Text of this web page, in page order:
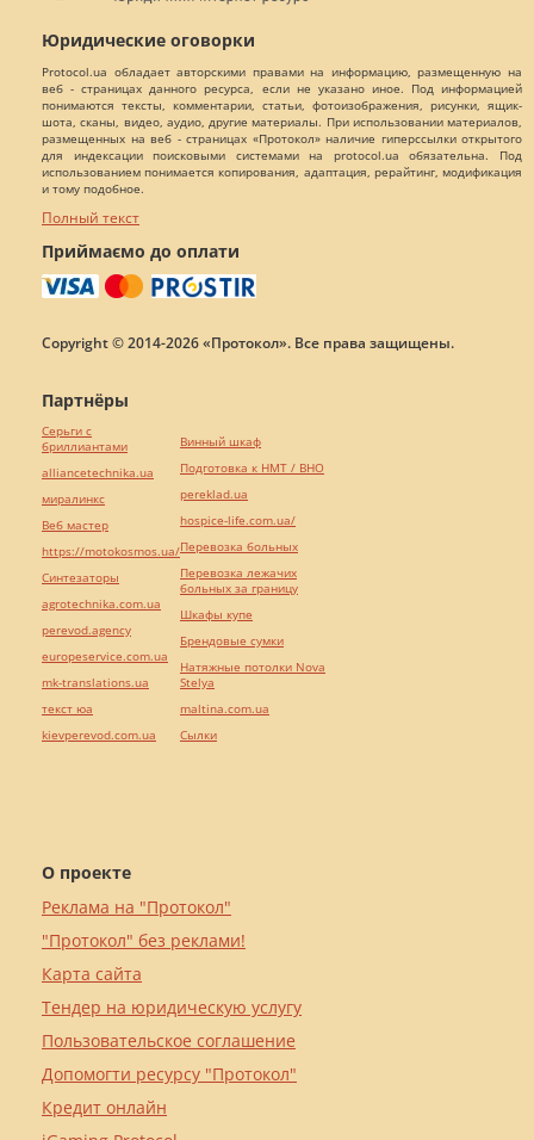
Юридические оговорки
Protocol.ua обладает авторскими правами на информацию, размещенную на
веб - страницах данного ресурса, если не указано иное. Под информацией
понимаются тексты, комментарии, статьи, фотоизображения, рисунки, ящик-
шота, сканы, видео, аудио, другие материалы. При использовании материалов,
размещенных на веб - страницах «Протокол» наличие гиперссылки открытого
для индексации поисковыми системами на protocol.ua обязательна. Под
использованием понимается копирования, адаптация, рерайтинг, модификация
и тому подобное.
Полный текст
Приймаємо до оплати
Copyright © 2014-2026 «Протокол». Все права защищены.
О проекте
Реклама на "Протокол"
"Протокол" без реклами!
Карта сайта
Тендер на юридическую услугу
Пользовательское соглашение
Допомогти ресурсу "Протокол"
Кредит онлайн
Партнёры
Серьги с
бриллиантами
alliancetechnika.ua
миралинкс
Веб мастер
https://motokosmos.ua/
Синтезаторы
agrotechnika.com.ua
perevod.agency
europeservice.com.ua
mk-translations.ua
текст юа
kievperevod.com.ua
Винный шкаф
Подготовка к НМТ / ВНО
pereklad.ua
hospice-life.com.ua/
Перевозка больных
Перевозка лежачих
больных за границу
Шкафы купе
Брендовые сумки
Натяжные потолки Nova
Stelya
maltina.com.ua
Cылки